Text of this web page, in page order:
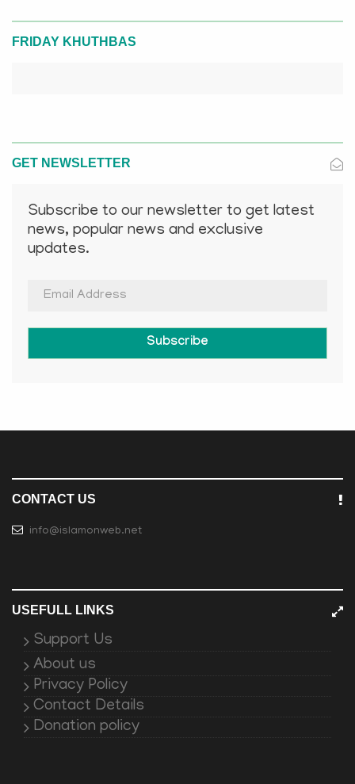
FRIDAY KHUTHBAS
GET NEWSLETTER
Subscribe to our newsletter to get latest
news, popular news and exclusive
updates.
Subscribe
CONTACT US
info@islamonweb.net
USEFULL LINKS
Support Us
About us
Privacy Policy
Contact Details
Donation policy